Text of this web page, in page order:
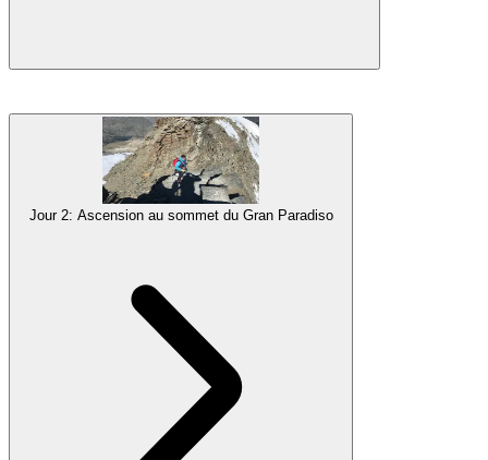
Après le petit-déjeuner du matin, nos guides vontvérifier tout votre
pour s'assurer que vous avez tout ce dont vous avez
besoin et que vous laissez tout le poids inutile derrière vous. Ne
vous inquiétez pas si vous avez oublié quelque chose. Vous pourrez
louer l'équipement de base pour l'escalade hivernale chez nous ou
acheter le reste lors de notre rapide tournée shopping autour de
À 11h00, nous commençons notre trajet à travers la frontière vers
l'Italie, avec un arrêt déjeuner entre les deux. Après être arrivés à
Pont, la tournée de formation de trois jours vers le Gran Paradiso
commence. En maintenant un rythme régulier, nous allons
randonner jusqu'au Refuge Chabod
pause là-bas, nous aurons un cours rapide sur l'utilisation de votre
équipement d'hiver, comment se déplacer avec, et les bases de la
progression sur glacier et de la technique de corde courte. Si nous
Jour 2: Ascension au sommet du Gran Paradiso